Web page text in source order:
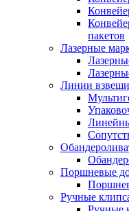
пакетов
Лазерные
Линии
Поршневые
Ручные